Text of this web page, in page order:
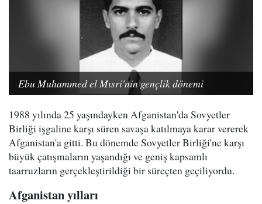
Ebu Muhammed el Mısri'nin gençlik dönemi
1988 yılında 25 yaşındayken Afganistan'da Sovyetler
Birliği işgaline karşı süren savaşa katılmaya karar vererek
Afganistan'a gitti. Bu dönemde Sovyetler Birliği'ne karşı
büyük çatışmaların yaşandığı ve geniş kapsamlı
taarruzların gerçekleştirildiği bir süreçten geçiliyordu.
Afganistan yılları